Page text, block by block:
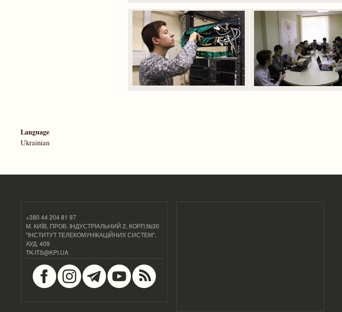
Language
Ukrainian
+380 44 204 81 97
М. КИЇВ, ПРОВ. ІНДУСТРІАЛЬНИЙ 2, КОРП.№30
"ІНСТИТУТ ТЕЛЕКОМУНІКАЦІЙНИХ СИСТЕМ",
АУД. 409
TK-ITS@KPI.UA